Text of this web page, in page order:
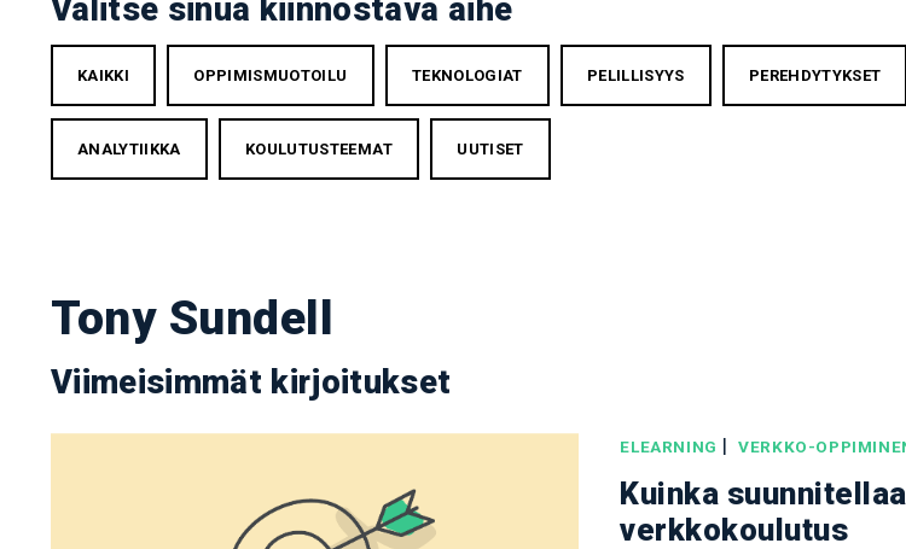
Valitse sinua kiinnostava aihe
KAIKKI OPPIMISMUOTOILU TEKNOLOGIAT PELILLISYYS PEREHDYTYKSET
ANALYTIIKKA KOULUTUSTEEMAT UUTISET
Tony Sundell
Viimeisimmät kirjoitukset
ELEARNING |VERKKO-
Kuinka
verkkokoulutus